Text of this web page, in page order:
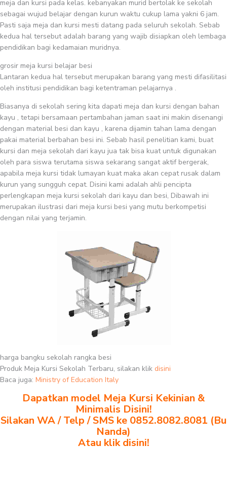
meja dan kursi pada kelas. kebanyakan murid bertolak ke sekolah
sebagai wujud belajar dengan kurun waktu cukup lama yakni 6 jam.
Pasti saja meja dan kursi mesti datang pada seluruh sekolah. Sebab
kedua hal tersebut adalah barang yang wajib disiapkan oleh lembaga
pendidikan bagi kedamaian muridnya.
grosir meja kursi belajar besi
Lantaran kedua hal tersebut merupakan barang yang mesti difasilitasi
oleh institusi pendidikan bagi ketentraman pelajarnya .
Biasanya di sekolah sering kita dapati meja dan kursi dengan bahan
kayu , tetapi bersamaan pertambahan jaman saat ini makin disenangi
dengan material besi dan kayu , karena dijamin tahan lama dengan
pakai material berbahan besi ini. Sebab hasil penelitian kami, buat
kursi dan meja sekolah dari kayu jua tak bisa kuat untuk digunakan
oleh para siswa terutama siswa sekarang sangat aktif bergerak,
apabila meja kursi tidak lumayan kuat maka akan cepat rusak dalam
kurun yang sungguh cepat. Disini kami adalah ahli pencipta
perlengkapan meja kursi sekolah dari kayu dan besi, Dibawah ini
merupakan ilustrasi dari meja kursi besi yang mutu berkompetisi
dengan nilai yang terjamin.
harga bangku sekolah rangka besi
Produk Meja Kursi Sekolah Terbaru, silakan klik disini
Baca juga: Ministry of Education Italy
Dapatkan model Meja Kursi Kekinian &
Minimalis Disini!
Silakan WA / Telp / SMS ke 0852.8082.8081 (Bu
Nanda)
Atau klik disini!